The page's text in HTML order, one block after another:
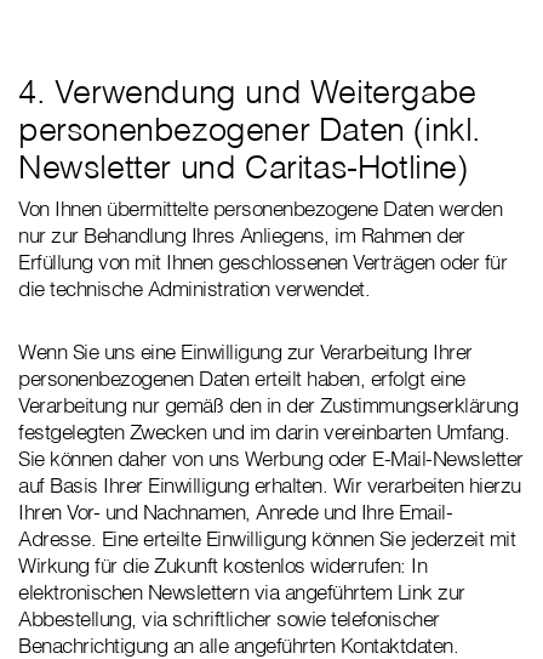
4. Verwendung und Weitergabe
personenbezogener Daten (inkl.
Newsletter und Caritas-Hotline)
Von Ihnen übermittelte personenbezogene Daten werden
nur zur Behandlung Ihres Anliegens, im Rahmen der
Erfüllung von mit Ihnen geschlossenen Verträgen oder für
die technische Administration verwendet.
Wenn Sie uns eine Einwilligung zur Verarbeitung Ihrer
personenbezogenen Daten erteilt haben, erfolgt eine
Verarbeitung nur gemäß den in der Zustimmungserklärung
festgelegten Zwecken und im darin vereinbarten Umfang.
Sie können daher von uns Werbung oder E-Mail-Newsletter
auf Basis Ihrer Einwilligung erhalten. Wir verarbeiten hierzu
Ihren Vor- und Nachnamen, Anrede und Ihre Email-
Adresse. Eine erteilte Einwilligung können Sie jederzeit mit
Wirkung für die Zukunft kostenlos widerrufen: In
elektronischen Newslettern via angeführtem Link zur
Abbestellung, via schriftlicher sowie telefonischer
Benachrichtigung an alle angeführten Kontaktdaten.